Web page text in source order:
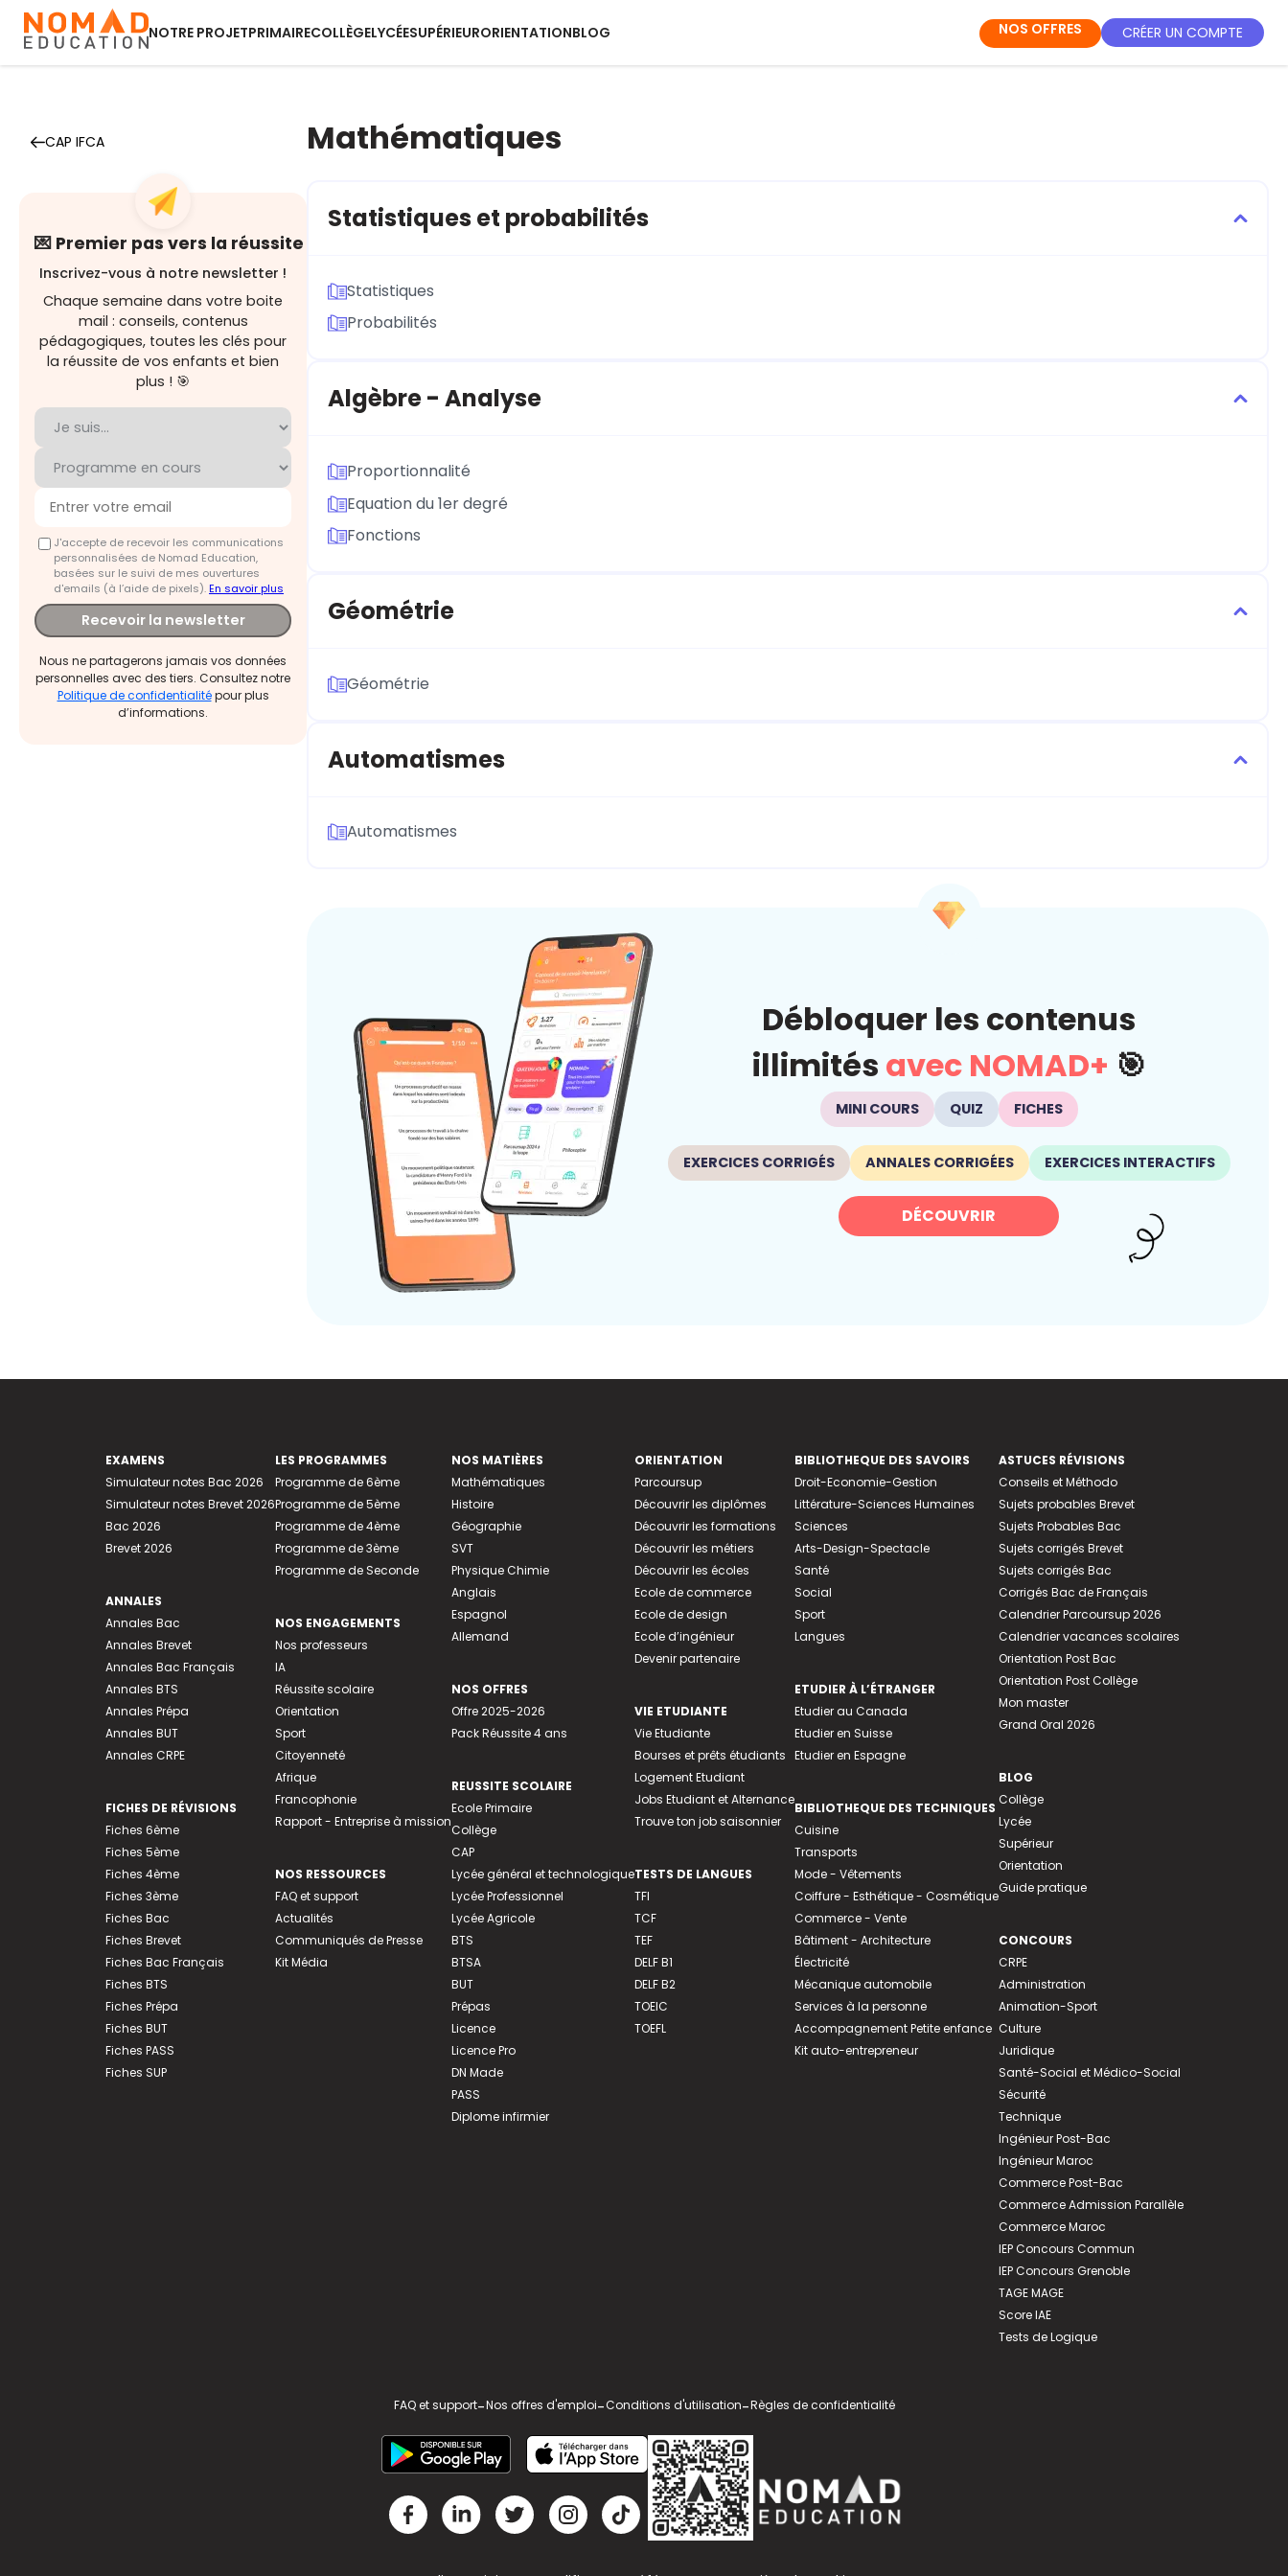
NOTRE PROJETPRIMAIRECOLLÈGELYCÉESUPÉRIEURORIENTATIONBLOG NOS OFFRES CRÉER UN COMPTE
CAP IFCA
💌 Premier pas vers la réussite
Inscrivez-vous à notre newsletter !
Chaque semaine dans votre boite
mail : conseils, contenus
pédagogiques, toutes les clés pour
la réussite de vos enfants et bien
plus ! 🎯
J'accepte de recevoir les communications
personnalisées de Nomad Education,
basées sur le suivi de mes ouvertures
d'emails (à l’aide de pixels).En savoir plus
Recevoir la newsletter
Nous ne partagerons jamais vos données
personnelles avec des tiers. Consultez notre
Politique de confidentialitépour plus
d’informations.
Mathématiques
Statistiques et probabilités
Statistiques
Probabilités
Algèbre - Analyse
Proportionnalité
Equation du 1er degré
Fonctions
Géométrie
Géométrie
Automatismes
Automatismes
Débloquer les contenus
illimités avec NOMAD+ 🎯
MINI COURS QUIZ FICHES
EXERCICES CORRIGÉS ANNALES CORRIGÉES EXERCICES INTERACTIFS
DÉCOUVRIR
EXAMENS
Simulateur notes Bac 2026
Simulateur notes Brevet 2026
Bac 2026
Brevet 2026
ANNALES
Annales Bac
Annales Brevet
Annales Bac Français
Annales BTS
Annales Prépa
Annales BUT
Annales CRPE
FICHES DE RÉVISIONS
Fiches 6ème
Fiches 5ème
Fiches 4ème
Fiches 3ème
Fiches Bac
Fiches Brevet
Fiches Bac Français
Fiches BTS
Fiches Prépa
Fiches BUT
Fiches PASS
Fiches SUP
LES PROGRAMMES
Programme de 6ème
Programme de 5ème
Programme de 4ème
Programme de 3ème
Programme de Seconde
NOS ENGAGEMENTS
Nos professeurs
IA
Réussite scolaire
Orientation
Sport
Citoyenneté
Afrique
Francophonie
Rapport - Entreprise à mission
NOS RESSOURCES
FAQ et support
Actualités
Communiqués de Presse
Kit Média
NOS MATIÈRES
Mathématiques
Histoire
Géographie
SVT
Physique Chimie
Anglais
Espagnol
Allemand
NOS OFFRES
Offre 2025-2026
Pack Réussite 4 ans
REUSSITE SCOLAIRE
Ecole Primaire
Collège
CAP
Lycée général et technologique
Lycée Professionnel
Lycée Agricole
BTS
BTSA
BUT
Prépas
Licence
Licence Pro
DN Made
PASS
Diplome infirmier
ORIENTATION
Parcoursup
Découvrir les diplômes
Découvrir les formations
Découvrir les métiers
Découvrir les écoles
Ecole de commerce
Ecole de design
Ecole d’ingénieur
Devenir partenaire
VIE ETUDIANTE
Vie Etudiante
Bourses et prêts étudiants
Logement Etudiant
Jobs Etudiant et Alternance
Trouve ton job saisonnier
TESTS DE LANGUES
TFI
TCF
TEF
DELF B1
DELF B2
TOEIC
TOEFL
BIBLIOTHEQUE DES SAVOIRS
Droit-Economie-Gestion
Littérature-Sciences Humaines
Sciences
Arts-Design-Spectacle
Santé
Social
Sport
Langues
ETUDIER À L’ÉTRANGER
Etudier au Canada
Etudier en Suisse
Etudier en Espagne
BIBLIOTHEQUE DES TECHNIQUES
Cuisine
Transports
Mode - Vêtements
Coiffure - Esthétique - Cosmétique
Commerce - Vente
Bâtiment - Architecture
Électricité
Mécanique automobile
Services à la personne
Accompagnement Petite enfance
Kit auto-entrepreneur
ASTUCES RÉVISIONS
Conseils et Méthodo
Sujets probables Brevet
Sujets Probables Bac
Sujets corrigés Brevet
Sujets corrigés Bac
Corrigés Bac de Français
Calendrier Parcoursup 2026
Calendrier vacances scolaires
Orientation Post Bac
Orientation Post Collège
Mon master
Grand Oral 2026
BLOG
Collège
Lycée
Supérieur
Orientation
Guide pratique
CONCOURS
CRPE
Administration
Animation-Sport
Culture
Juridique
Santé-Social et Médico-Social
Sécurité
Technique
Ingénieur Post-Bac
Ingénieur Maroc
Commerce Post-Bac
Commerce Admission Parallèle
Commerce Maroc
IEP Concours Commun
IEP Concours Grenoble
TAGE MAGE
Score IAE
Tests de Logique
FAQ et support-Nos offres d'emploi-Conditions d'utilisation-Règles de confidentialité